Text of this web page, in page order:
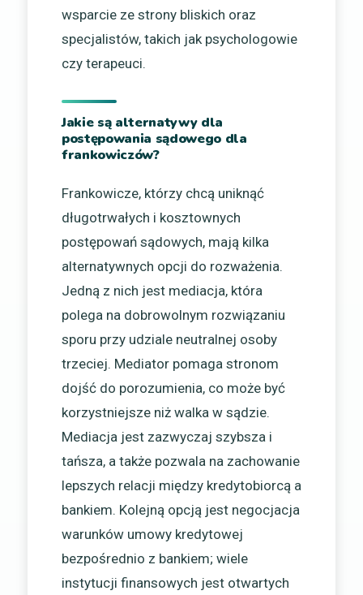
wsparcie ze strony bliskich oraz
specjalistów, takich jak psychologowie
czy terapeuci.
Jakie są alternatywy dla
postępowania sądowego dla
frankowiczów?
Frankowicze, którzy chcą uniknąć
długotrwałych i kosztownych
postępowań sądowych, mają kilka
alternatywnych opcji do rozważenia.
Jedną z nich jest mediacja, która
polega na dobrowolnym rozwiązaniu
sporu przy udziale neutralnej osoby
trzeciej. Mediator pomaga stronom
dojść do porozumienia, co może być
korzystniejsze niż walka w sądzie.
Mediacja jest zazwyczaj szybsza i
tańsza, a także pozwala na zachowanie
lepszych relacji między kredytobiorcą a
bankiem. Kolejną opcją jest negocjacja
warunków umowy kredytowej
bezpośrednio z bankiem; wiele
instytucji finansowych jest otwartych